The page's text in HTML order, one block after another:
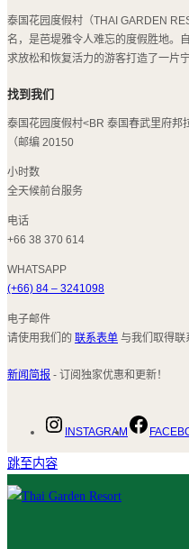
泰国花园度假村（THAI GARDEN
名，是芭堤雅令人难忘的度假胜地。
求放松和恢复活力的游客打造了一片宁
找到我们
泰国花园度假村<BR 泰国春武里府邦
（邮编 20150
小时数
全天候前台服务
电话
+66 38 370 614
WHATSAPP
(+66) 84 – 3241098
电子邮件
请使用我们的 联系表单 与我们取得联
新闻简报 - 订阅独家优惠和更新！
INSTAGRAM
跳至内容